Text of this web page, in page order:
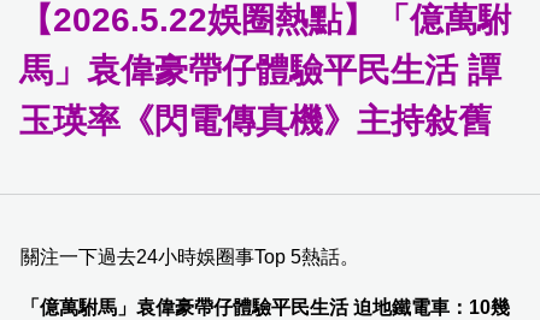
【2026.5.22娛圈熱點】「億萬駙
馬」袁偉豪帶仔體驗平民生活 譚
玉瑛率《閃電傳真機》主持敍舊
關注一下過去24小時娛圈事Top 5熱話。
「億萬駙馬」袁偉豪帶仔體驗平民生活 迫地鐵電車：10幾